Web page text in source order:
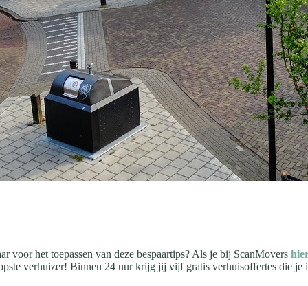
voor het toepassen van deze bespaartips? Als je bij ScanMovers
verhuizer! Binnen 24 uur krijg jij vijf gratis verhuisoffertes die